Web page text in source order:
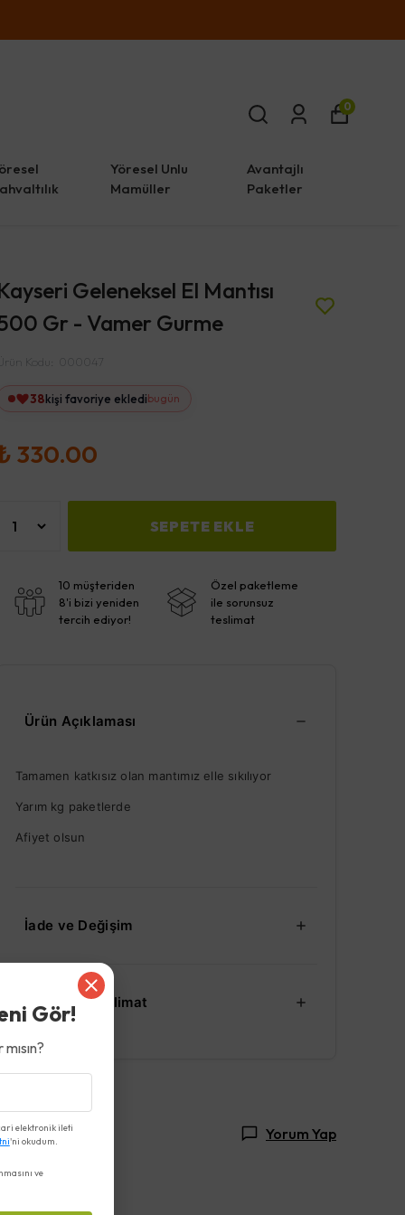
Yöresel Unlu
Mamüller
Avantajlı
Paketler
0
Geleneksel El Mantısı
Gr - Vamer Gurme
Ürün Kodu : 000047
38kişi favoriye ekledibugün
330.00
SEPETE EKLE
10 müşteriden
8'i bizi yeniden
tercih ediyor!
Özel paketleme
ile sorunsuz
teslimat
Ürün Açıklaması
Tamamen katkısız olan mantımız elle sıkılıyor
Yarım kg paketlerde
Afiyet olsun
İade ve Değişim
Kargo ve Teslimat
Yorum Yap
Gör!
elektronik ileti
'ni okudum.
ve